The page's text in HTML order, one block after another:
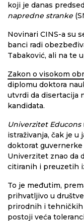
koji je danas
napredne stranke
Novinari CINS-a su
banci radi
Tabaković, ali na te
Zakon o visokom
diplomu doktora
utvrdi da disertacija
kandidata.
Univerzitet Educons
istraživanja, čak je u
doktorat guvernerke
Univerzitet znao da
citiranih i preuzetih
To je međutim,
prihvatljivo u
prirodnih i tehničkih
postoji veća